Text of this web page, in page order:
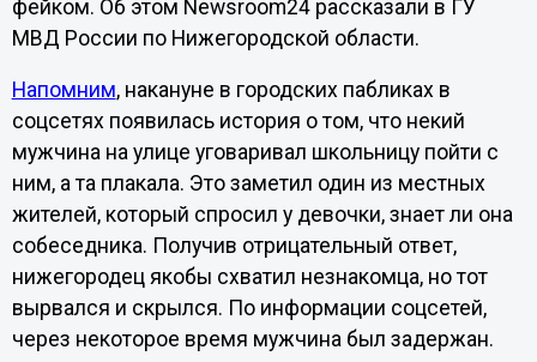
фейком. Об этом Newsroom24 рассказали в ГУ
МВД России по Нижегородской области.
Напомним, накануне в городских пабликах в
соцсетях появилась история о том, что некий
мужчина на улице уговаривал школьницу пойти с
ним, а та плакала. Это заметил один из местных
жителей, который спросил у девочки, знает ли она
собеседника. Получив отрицательный ответ,
нижегородец якобы схватил незнакомца, но тот
вырвался и скрылся. По информации соцсетей,
через некоторое время мужчина был задержан.